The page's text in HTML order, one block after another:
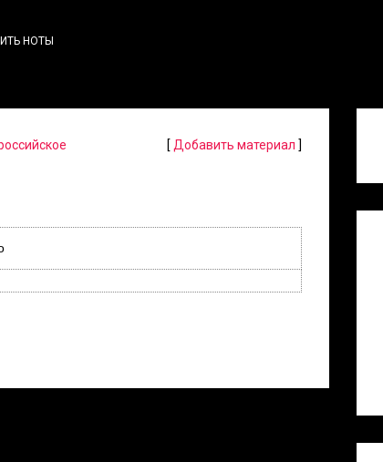
НОТЫ
[ Добавить материал ]